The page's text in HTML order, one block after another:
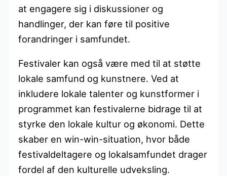
at engagere sig i diskussioner og
handlinger, der kan føre til positive
forandringer i samfundet.
Festivaler kan også være med til at støtte
lokale samfund og kunstnere. Ved at
inkludere lokale talenter og kunstformer i
programmet kan festivalerne bidrage til at
styrke den lokale kultur og økonomi. Dette
skaber en win-win-situation, hvor både
festivaldeltagere og lokalsamfundet drager
fordel af den kulturelle udveksling.